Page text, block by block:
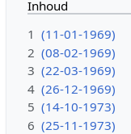
Inhoud
1 (11-01-1969)
2 (08-02-1969)
3 (22-03-1969)
4 (26-12-1969)
5 (14-10-1973)
6 (25-11-1973)